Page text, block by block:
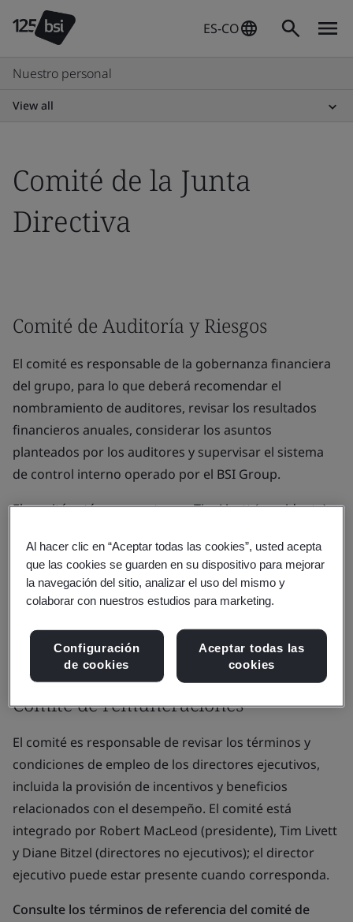
ES-CO
Nuestro personal
View all
Comité de la Junta
Directiva
Comité de Auditoría y Riesgos
El comité es responsable de la gobernanza financiera
del grupo, para lo que deberá recomendar el
nombramiento de auditores, revisar los resultados
financieros anuales, considerar los asuntos
planteados por los auditores y supervisar el sistema
de control interno operado por el BSI Group.
El comité está compuesto por Tim Livett (presidente),
ejecutivos) y Alison Wood (asesora de la junta
directiva); con la presencia del director ejecutivo y el
director financiero de BSI según corresponda.
Consulte los términos de referencia del comité de
auditoría y riesgos (PDF) >
Comité de remuneraciones
El comité es responsable de revisar los términos y
condiciones de empleo de los directores ejecutivos,
incluida la provisión de incentivos y beneficios
relacionados con el desempeño. El comité está
integrado por Robert MacLeod (presidente), Tim Livett
y Diane Bitzel (directores no ejecutivos); el director
ejecutivo puede estar presente cuando corresponda.
Consulte los términos de referencia del comité de
Al hacer clic en “Aceptar todas las cookies”, usted acepta
que las cookies se guarden en su dispositivo para mejorar
la navegación del sitio, analizar el uso del mismo y
colaborar con nuestros estudios para marketing.
Configuración
de cookies
Aceptar todas las
cookies